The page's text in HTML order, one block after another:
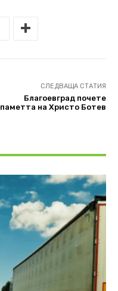
СЛЕДВАЩА СТАТИЯ
Благоевград почете
паметта на Христо Ботев